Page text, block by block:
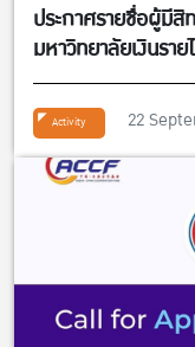
ประกาศรายชื่อผู้มี
มหาวิทยาลัยเงินรา
จำนวน 1 อัตรา สัง
เศรษฐศาสตร์
Activity 22